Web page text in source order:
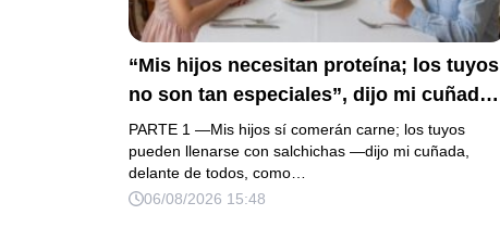
“Mis hijos necesitan proteína; los tuyos
no son tan especiales”, dijo mi cuñada
mientras repartía el asado y hacía llorar
a mi hija. Mi esposo me pidió que no
armara un escándalo, así que guardé
silencio, terminé un pastel de boda de
PARTE 1 —Mis hijos sí comerán carne; los tuyos
pueden llenarse con salchichas —dijo mi cuñada,
delante de todos, como…
06/08/2026 15:48